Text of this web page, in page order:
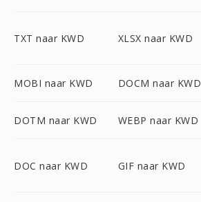
TXT naar KWD XLSX naar KWD
MOBI naar KWD DOCM naar KWD
DOTM naar KWD WEBP naar KWD
DOC naar KWD GIF naar KWD